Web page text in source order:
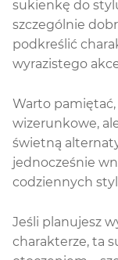
sukienkę do
szczególnie
podkreślić
wyrazistego
Warto
wizerunkowe,
świetną
jednocześnie
codziennych
Jeśli planujesz
charakterze, ta